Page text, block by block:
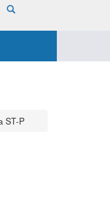
ST-P